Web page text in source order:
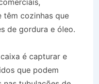
têm cozinhas que
de gordura e óleo.
é capturar e
que podem